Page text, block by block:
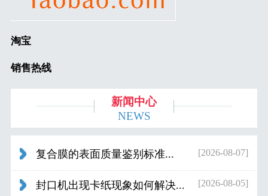
淘宝
销售热线
新闻中心
NEWS
复合膜的表面质量鉴别标准... [2026-08-07]
封口机出现卡纸现象如何解决... [2026-08-05]